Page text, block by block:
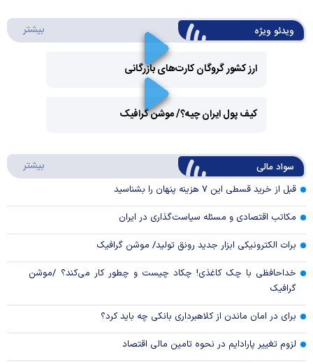
ویدئو ویژه بیشتر
ارز کشور گروگان کارت‌های بازرگانی
Video
کیف پول ایران چیه؟/ موشن گرافیک
سواد مالی بیشتر
قبل از خرید قسطی این ۷ هزینه پنهان را بشناسید
مکاتب اقتصادی و مسئله سیاست‌گذاری در ایران
برات الکترونیکی ابزار جدید رونق تولید/ موشن گرافیک
خداحافظی با چک کاغذی! چکاد چیست و چطور کار می‌کند؟ /موشن
گرافیک
برای در امان ماندن از کلاهبرداری بانکی چه باید کرد؟
لزوم تغییر پارادایم در نحوه تامین مالی اقتصاد